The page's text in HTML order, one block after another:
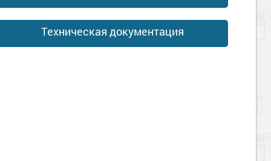
Техническая документация